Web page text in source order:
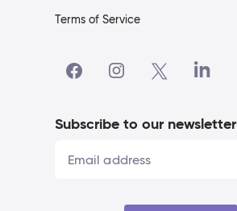
Terms of Service
Subscribe to our newsletter